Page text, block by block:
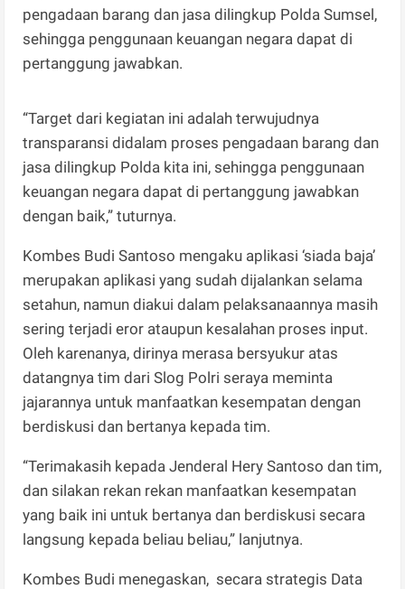
pengadaan barang dan jasa dilingkup Polda Sumsel,
sehingga penggunaan keuangan negara dapat di
pertanggung jawabkan.
“Target dari kegiatan ini adalah terwujudnya
transparansi didalam proses pengadaan barang dan
jasa dilingkup Polda kita ini, sehingga penggunaan
keuangan negara dapat di pertanggung jawabkan
dengan baik,” tuturnya.
Kombes Budi Santoso mengaku aplikasi ‘siada baja’
merupakan aplikasi yang sudah dijalankan selama
setahun, namun diakui dalam pelaksanaannya masih
sering terjadi eror ataupun kesalahan proses input.
Oleh karenanya, dirinya merasa bersyukur atas
datangnya tim dari Slog Polri seraya meminta
jajarannya untuk manfaatkan kesempatan dengan
berdiskusi dan bertanya kepada tim.
“Terimakasih kepada Jenderal Hery Santoso dan tim,
dan silakan rekan rekan manfaatkan kesempatan
yang baik ini untuk bertanya dan berdiskusi secara
langsung kepada beliau beliau,” lanjutnya.
Kombes Budi menegaskan, secara strategis Data